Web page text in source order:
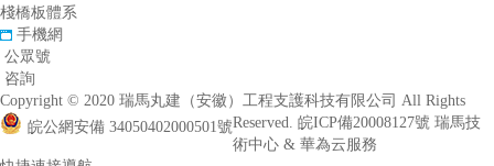
棧橋板體系
手機網
公眾號
咨詢
Copyright © 2020 瑞馬丸建（安徽）工程支護科技有限公司 All Rights
Reserved. 皖ICP備20008127號
皖公網安備 34050402000501號
瑞馬技
術中心 & 華為云服務